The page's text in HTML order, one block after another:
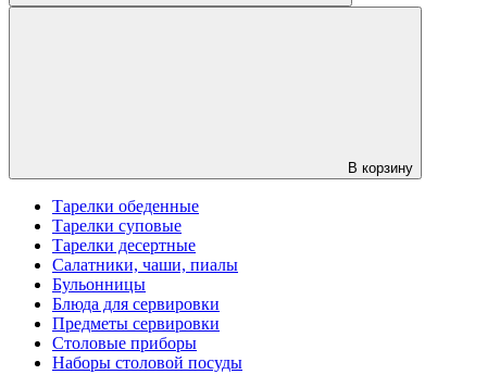
В корзину
Тарелки обеденные
Тарелки суповые
Тарелки десертные
Салатники, чаши, пиалы
Бульонницы
Блюда для сервировки
Предметы сервировки
Столовые приборы
Наборы столовой посуды